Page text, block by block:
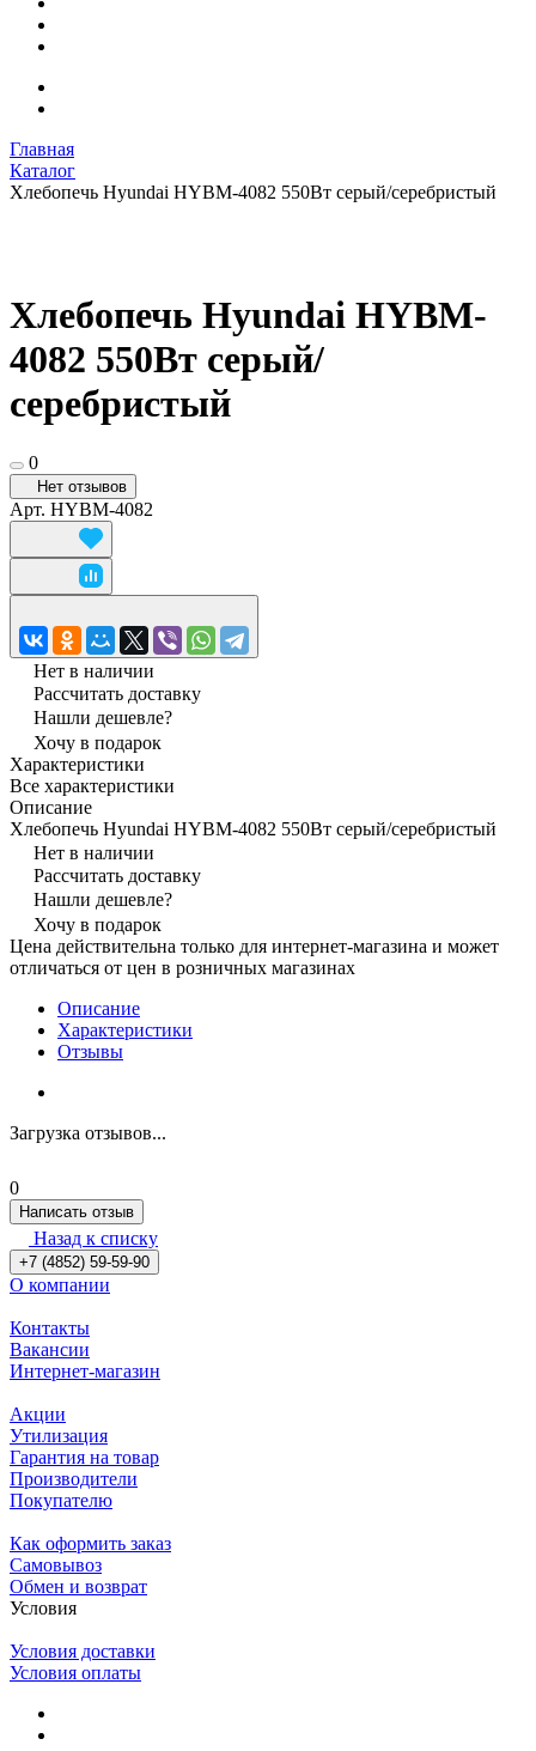
Главная
Каталог
Хлебопечь Hyundai HYBM-4082 550Вт серый/серебристый
Хлебопечь Hyundai HYBM-
4082 550Вт серый/
серебристый
0
Нет отзывов
Арт. HYBM-4082
Нет в наличии
Рассчитать доставку
Нашли дешевле?
Хочу в подарок
Характеристики
Все характеристики
Описание
Хлебопечь Hyundai HYBM-4082 550Вт серый/серебристый
Нет в наличии
Рассчитать доставку
Нашли дешевле?
Хочу в подарок
Цена действительна только для интернет-магазина и может
отличаться от цен в розничных магазинах
Описание
Характеристики
Отзывы
Загрузка отзывов...
0
Написать отзыв
Назад к списку
+7 (4852) 59-59-90
О компании
Контакты
Вакансии
Интернет-магазин
Акции
Утилизация
Гарантия на товар
Производители
Покупателю
Как оформить заказ
Самовывоз
Обмен и возврат
Условия
Условия доставки
Условия оплаты